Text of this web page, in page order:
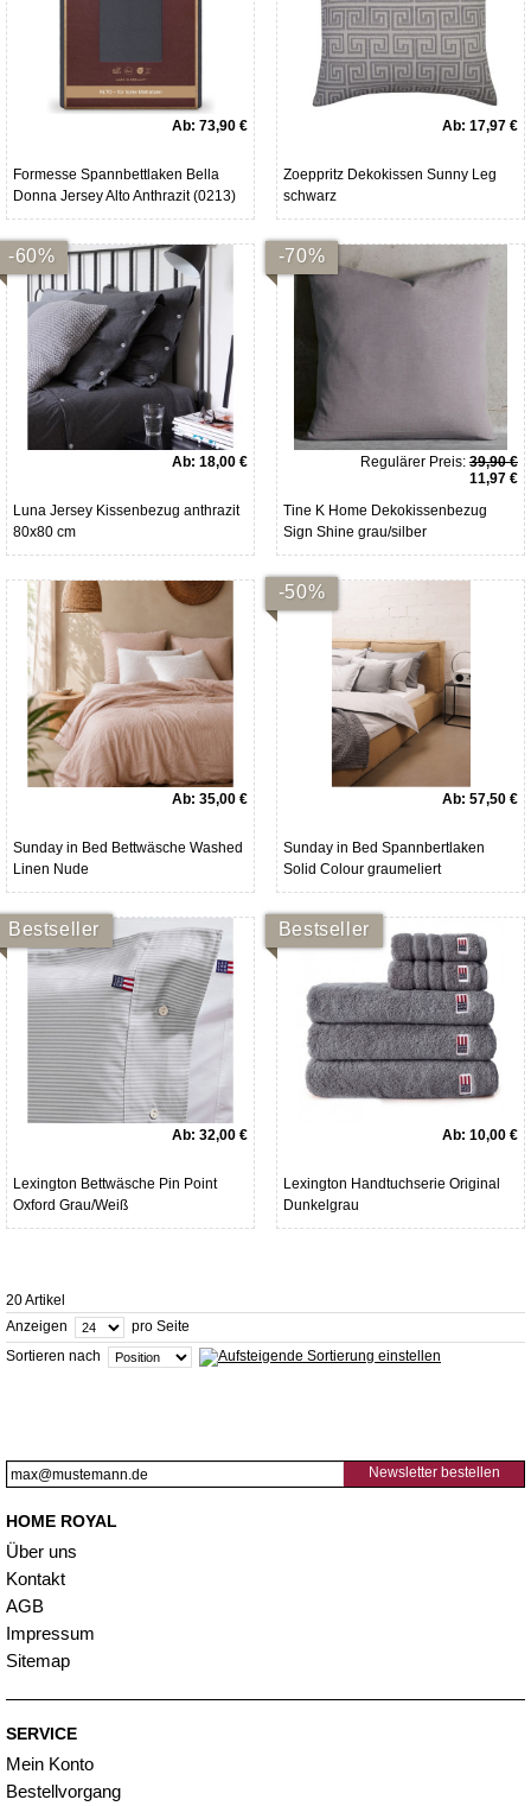
Ab: 73,90 €
Formesse Spannbettlaken Bella
Donna Jersey Alto Anthrazit (0213)
Ab: 17,97 €
Zoeppritz Dekokissen Sunny Leg
schwarz
-60%
Ab: 18,00 €
Luna Jersey Kissenbezug anthrazit
80x80 cm
-70%
Regulärer Preis: 39,90 €
11,97 €
Tine K Home Dekokissenbezug
Sign Shine grau/silber
Ab: 35,00 €
Sunday in Bed Bettwäsche Washed
Linen Nude
-50%
Ab: 57,50 €
Sunday in Bed Spannbertlaken
Solid Colour graumeliert
Bestseller
Ab: 32,00 €
Lexington Bettwäsche Pin Point
Oxford Grau/Weiß
Bestseller
Ab: 10,00 €
Lexington Handtuchserie Original
Dunkelgrau
20 Artikel
Anzeigen
pro Seite
Sortieren nach
Newsletter bestellen
HOME ROYAL
Über uns
Kontakt
AGB
Impressum
Sitemap
SERVICE
Mein Konto
Bestellvorgang